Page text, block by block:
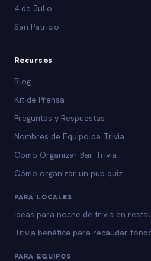
4 de Julio
San Patricio
Recursos
Blog
Kit de Prensa
Preguntas y Respuestas
Nombres de Equipo de Trivia
Como Organizar Bar Trivia
Cómo organizar un pub quiz
PARA LOCALES
Ideas para noche de trivia en
Trivia benéfica para recaudar
PARA EQUIPOS